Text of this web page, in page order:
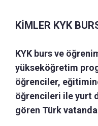
KİMLER KYK
KYK burs ve
yükseköğretim
öğrenciler,
öğrencileri ile yurt
gören Türk